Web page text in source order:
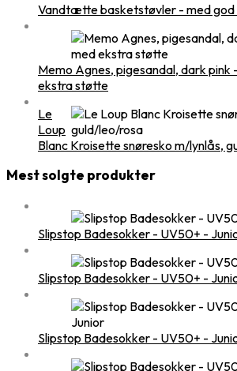
Vandtætte basketstøvler - med god
Memo Agnes, pigesandal, dark pink
ekstra støtte
Le
Loup
Blanc Kroisette snøresko m/lynlås,
Mest solgte produkter
Slipstop Badesokker - UV50+ -
Slipstop Badesokker - UV50+ -
Slipstop Badesokker - UV50+ -